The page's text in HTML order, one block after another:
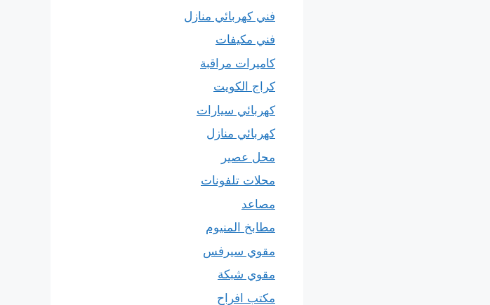
فني كهربائي منازل
فني مكيفات
كاميرات مراقبة
كراج الكويت
كهربائي سيارات
كهربائي منازل
محل عصير
محلات تلفونات
مصاعد
مطابخ المنيوم
مقوي سيرفس
مقوي شبكة
مكتب افراح